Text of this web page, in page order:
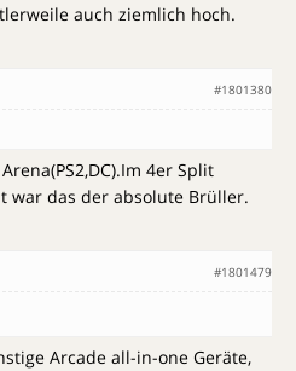
auch ziemlich hoch.
#1801380
4er Split
war das der absolute Brüller.
#1801479
Arcade all-in-one Geräte,